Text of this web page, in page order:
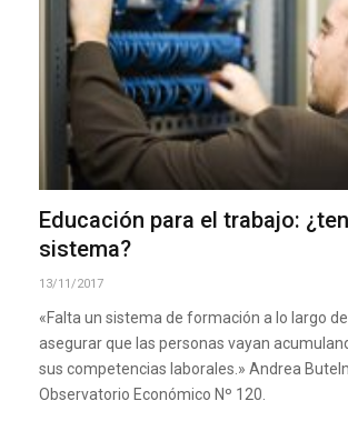
Educación para el trabajo:
sistema?
13/11/2017
«Falta un sistema de formación a lo largo
asegurar que las personas vayan
sus competencias laborales.» Andrea
Observatorio Económico Nº 120.